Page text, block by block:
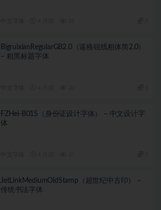
BigruixianRegularGB2.0（逼格锐线粗体简2.0）
– 粗黑标题字体
FZHei-B01S（身份证设计字体） – 中文设计字
体
JetLinkMediumOldStamp（超世纪中古印） –
传统书法字体